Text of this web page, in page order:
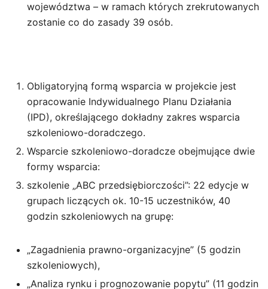
województwa – w ramach których zrekrutowanych
zostanie co do zasady 39 osób.
Obligatoryjną formą wsparcia w projekcie jest
opracowanie Indywidualnego Planu Działania
(IPD), określającego dokładny zakres wsparcia
szkoleniowo-doradczego.
Wsparcie szkoleniowo-doradcze obejmujące dwie
formy wsparcia:
szkolenie „ABC przedsiębiorczości”: 22 edycje w
grupach liczących ok. 10-15 uczestników, 40
godzin szkoleniowych na grupę:
„Zagadnienia prawno-organizacyjne” (5 godzin
szkoleniowych),
„Analiza rynku i prognozowanie popytu” (11 godzin